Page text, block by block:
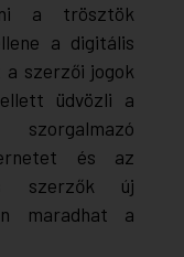
a trösztök
a digitális
szerzői jogok
üdvözli a
és az
szerzők új
maradhat a